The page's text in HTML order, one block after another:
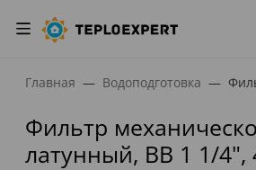
Главная Водоподготовка
Фильтр
латунный, ВВ 1 1/4",